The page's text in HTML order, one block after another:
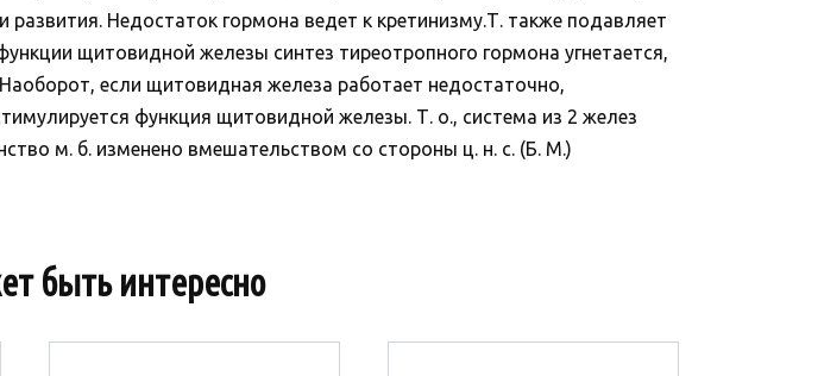
развития. Недостаток гормона ведет к кретинизму.Т. также подавляет
щитовидной железы синтез тиреотропного гормона угнетается,
если щитовидная железа работает недостаточно,
функция щитовидной железы. Т. о., система из 2 желез
м. б. изменено вмешательством со стороны ц. н. с. (Б. М.)
быть интересно